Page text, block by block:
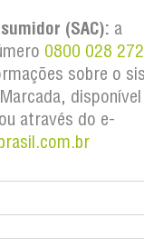
(SAC): a
0800 028
sobre o
através do e-